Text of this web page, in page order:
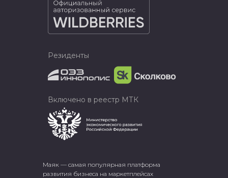
Маяк — самая популярная платформа
развития бизнеса на маркетплейсах
Резиденты
Включено в реестр МТК